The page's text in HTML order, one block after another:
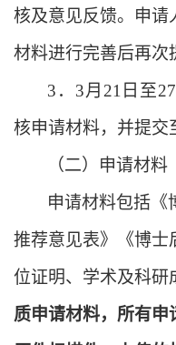
核及意见反馈。申请
材料进行完善后再次
3 ． 3月21日至
核申请材料，并提交
（二）申请材料
申请材料包括《
推荐意见表》《博士
位证明、学术及科研
质申请材料，所有